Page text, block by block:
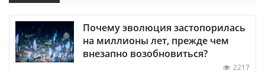
Почему эволюция застопорилась
на миллионы лет, прежде чем
внезапно возобновиться?
2217